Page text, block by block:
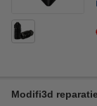
Modifi3d